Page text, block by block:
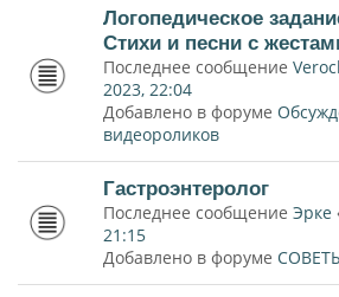
Логопедическое
Стихи и песни с
Последнее сообщение
2023, 22:04
Добавлено в форуме
видеороликов
Гастроэнтеролог
Последнее сообщение Эрке
21:15
Добавлено в форуме